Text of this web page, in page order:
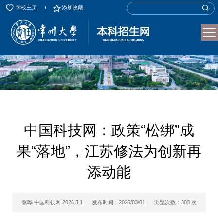
学校主页 添加收藏
中国科技网：政策“松绑”成
果“落地”，江苏修法为创新再
添动能
张晔 中国科技网 2026.3.1 发布时间：2026/03/01 浏览次数： 303 次